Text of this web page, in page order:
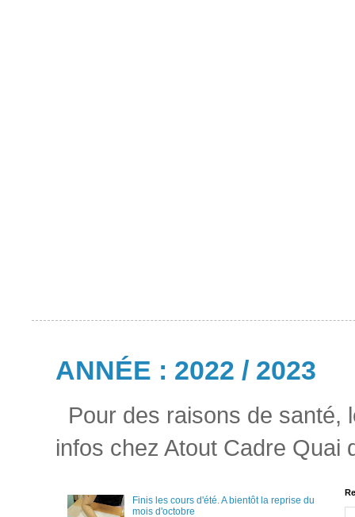
ANNÉE : 2022 / 2023
Pour des raisons de santé,
infos chez Atout Cadre Quai
Finis les cours d'été. A bientôt la reprise du
mois d'octobre